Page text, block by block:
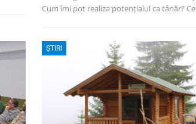
Cum îmi pot realiza potențialul ca tânăr?
ȘTIRI